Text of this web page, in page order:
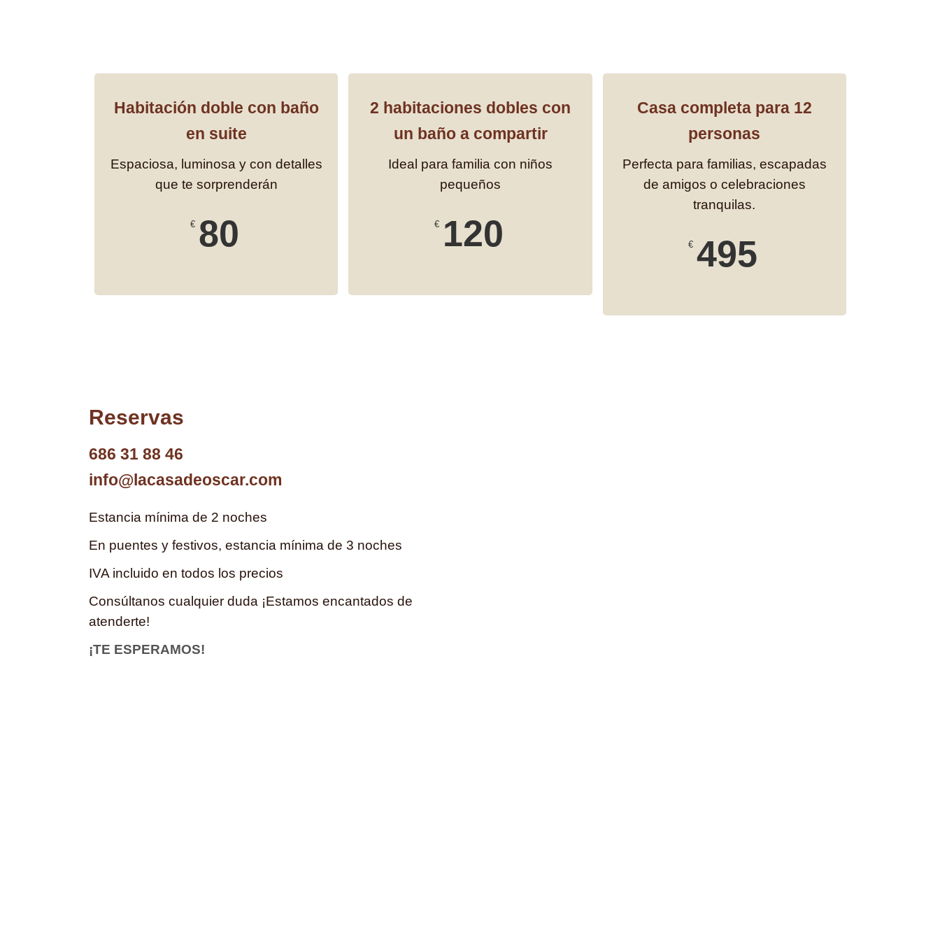
Habitación doble con baño
en suite
Espaciosa, luminosa y con detalles
que te sorprenderán
€ 80
2 habitaciones dobles con
un baño a compartir
Ideal para familia con niños
pequeños
€ 120
Casa completa para 12
personas
Perfecta para familias, escapadas
de amigos o celebraciones
tranquilas.
€ 495
Reservas
686 31 88 46
info@lacasadeoscar.com
Estancia mínima de 2 noches
En puentes y festivos, estancia mínima de 3 noches
IVA incluido en todos los precios
Consúltanos cualquier duda ¡Estamos encantados de
atenderte!
¡TE ESPERAMOS!